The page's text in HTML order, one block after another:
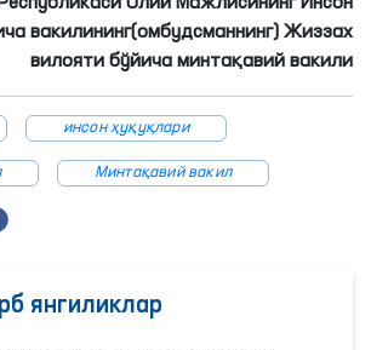
вакилининг(омбудсманнинг) Жиззах
вилояти бўйича минтақавий вакили
инсон ҳуқуқлари
Минтақавий вакил
янгиликлар